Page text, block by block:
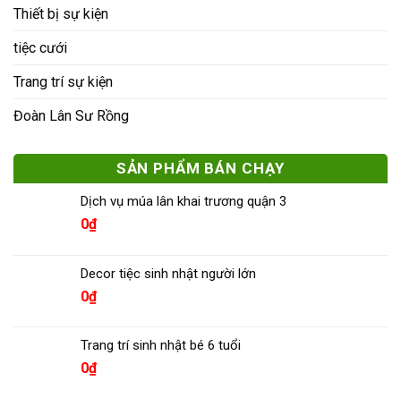
Thiết bị sự kiện
tiệc cưới
Trang trí sự kiện
Đoàn Lân Sư Rồng
SẢN PHẨM BÁN CHẠY
Dịch vụ múa lân khai trương quận 3
0₫
Decor tiệc sinh nhật người lớn
0₫
Trang trí sinh nhật bé 6 tuổi
0₫